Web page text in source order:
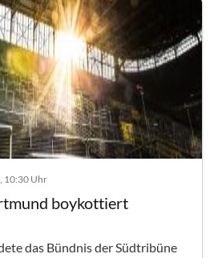
10:30 Uhr
boykottiert
das Bündnis der Südtribüne